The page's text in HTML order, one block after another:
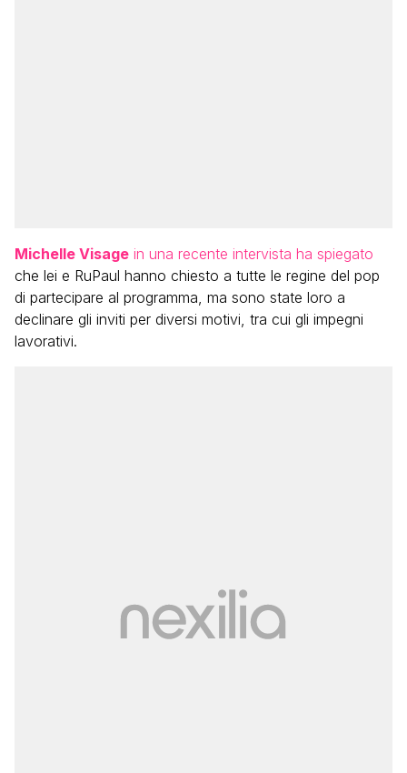
Michelle Visage in una recente intervista ha spiegato
che lei e RuPaul hanno chiesto a tutte le regine del pop
di partecipare al programma, ma sono state loro a
declinare gli inviti per diversi motivi, tra cui gli impegni
lavorativi.